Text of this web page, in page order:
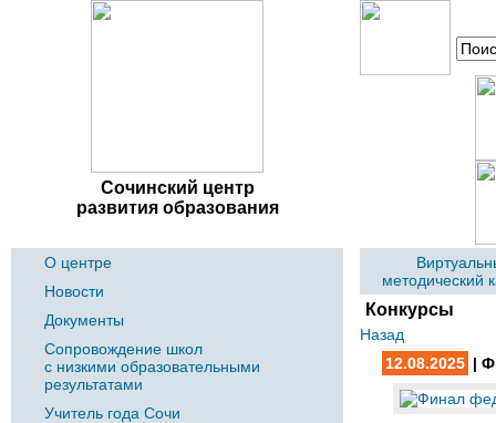
Сочинский центр
развития образования
О центре
Новости
Документы
Сопровождение школ
с низкими образовательными
результатами
Учитель года Сочи
методический
Конкурсы
Назад
12.08.2025 |